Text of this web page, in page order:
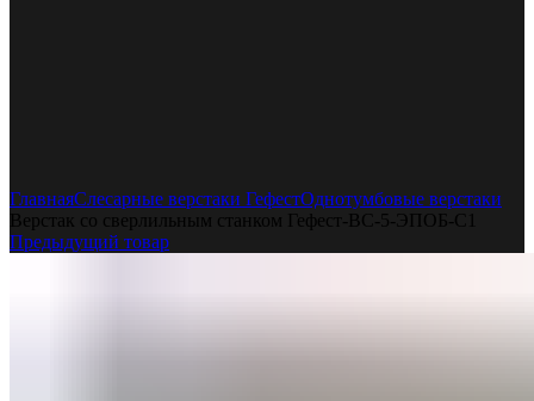
ГлавнаяСлесарные верстаки ГефестОднотумбовые верстаки
Верстак со сверлильным станком Гефест-ВС-5-ЭПОБ-С1
Предыдущий товар